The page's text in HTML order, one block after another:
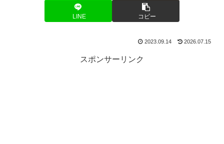
LINE コピー
2023.09.14 2026.07.15
スポンサーリンク